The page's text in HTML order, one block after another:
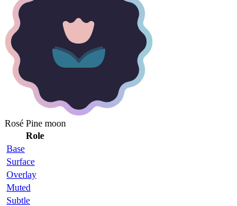
Rosé Pine moon
Role
Base
Surface
Overlay
Muted
Subtle